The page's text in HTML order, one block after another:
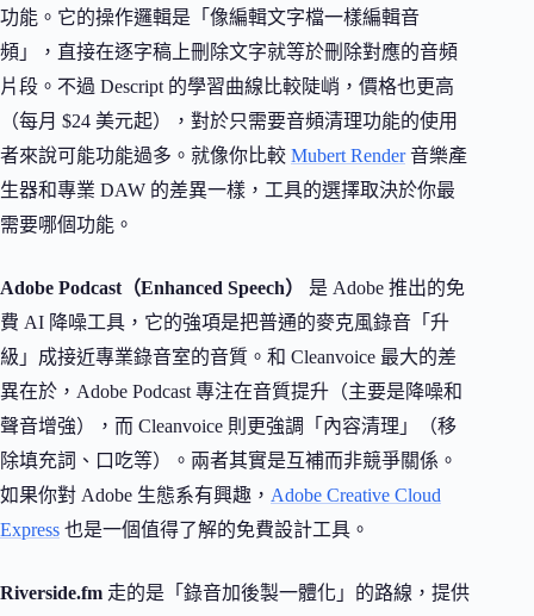
功能。它的操作邏輯是「像編輯文字檔一樣編輯音
頻」，直接在逐字稿上刪除文字就等於刪除對應的音頻
片段。不過 Descript 的學習曲線比較陡峭，價格也更高
（每月 $24 美元起），對於只需要音頻清理功能的使用
者來說可能功能過多。就像你比較 Mubert Render音樂產
生器和專業 DAW 的差異一樣，工具的選擇取決於你最
需要哪個功能。
Adobe Podcast（Enhanced Speech）
是 Adobe 推出的免
費 AI 降噪工具，它的強項是把普通的麥克風錄音「升
級」成接近專業錄音室的音質。和 Cleanvoice 最大的差
異在於，Adobe Podcast 專注在音質提升（主要是降噪和
聲音增強），而 Cleanvoice 則更強調「內容清理」（移
除填充詞、口吃等）。兩者其實是互補而非競爭關係。
如果你對 Adobe 生態系有興趣， Adobe Creative Cloud
Express 也是一個值得了解的免費設計工具。
Riverside.fm 走的是「錄音加後製一體化」的路線，提供